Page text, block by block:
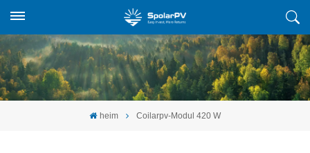
heim Coilarpv-Modul 420 W